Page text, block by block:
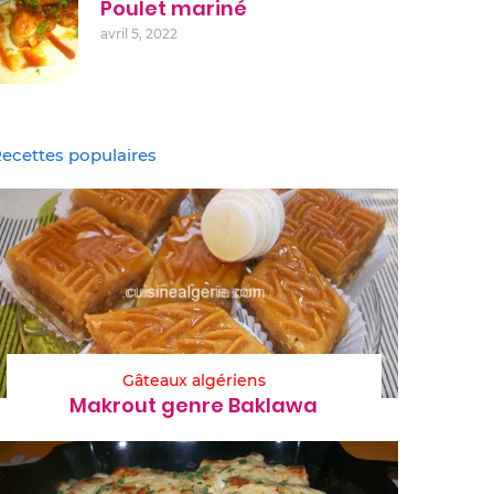
Poulet mariné
avril 5, 2022
populaires
Gâteaux algériens
Makrout genre Baklawa